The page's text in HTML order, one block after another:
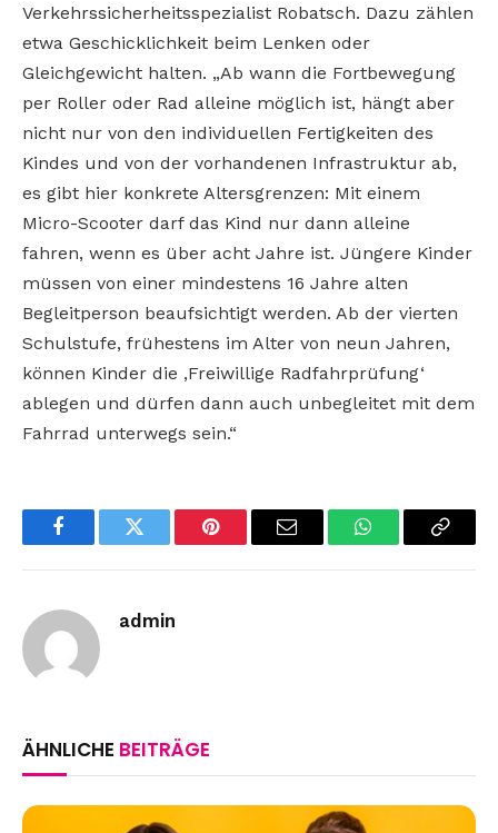
Verkehrssicherheitsspezialist Robatsch. Dazu zählen
etwa Geschicklichkeit beim Lenken oder
Gleichgewicht halten. „Ab wann die Fortbewegung
per Roller oder Rad alleine möglich ist, hängt aber
nicht nur von den individuellen Fertigkeiten des
Kindes und von der vorhandenen Infrastruktur ab,
es gibt hier konkrete Altersgrenzen: Mit einem
Micro-Scooter darf das Kind nur dann alleine
fahren, wenn es über acht Jahre ist. Jüngere Kinder
müssen von einer mindestens 16 Jahre alten
Begleitperson beaufsichtigt werden. Ab der vierten
Schulstufe, frühestens im Alter von neun Jahren,
können Kinder die ,Freiwillige Radfahrprüfung‘
ablegen und dürfen dann auch unbegleitet mit dem
Fahrrad unterwegs sein.“
FacebookTwitter Pinterest Email WhatsAppCopy
admin
ÄHNLICHE BEITRÄGE